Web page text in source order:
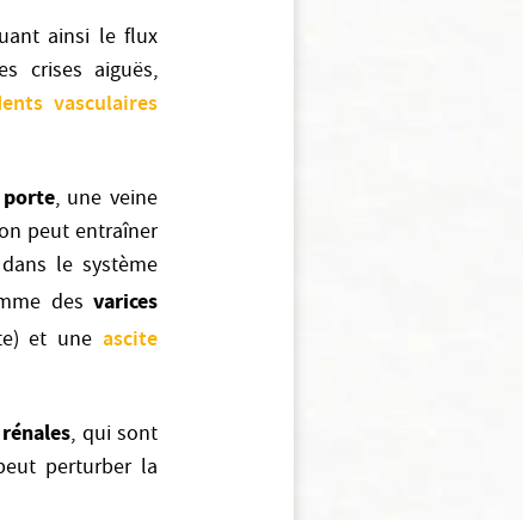
ainsi le flux
crises aiguës,
vasculaires
, une veine
peut entraîner
le système
des varices
et uneascite
, qui sont
perturber la